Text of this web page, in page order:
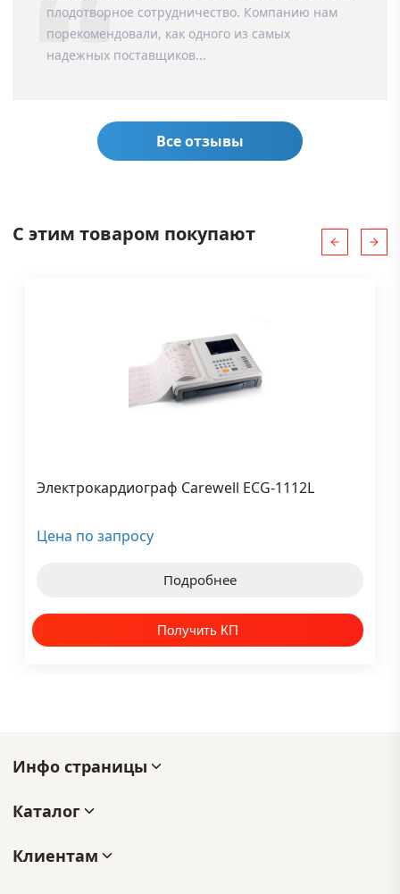
плодотворное сотрудничество. Компанию нам
порекомендовали, как одного из самых
надежных поставщиков...
Все отзывы
С этим товаром покупают
Электрокардиограф Carewell ECG-1112L
Цена по запросу
Подробнее
Инфо страницы
Каталог
Клиентам